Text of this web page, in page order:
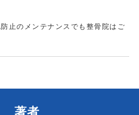
止のメンテナンスでも整骨院はご
著者